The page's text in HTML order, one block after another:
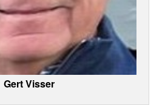
Gert Visser